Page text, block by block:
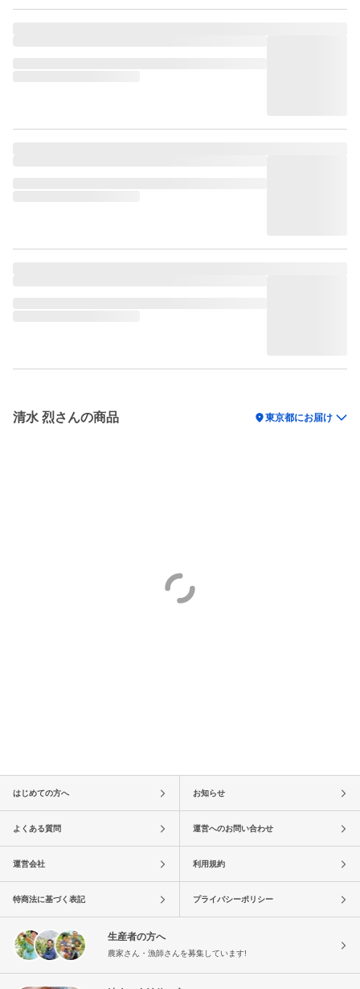
清水 烈さんの商品 location_on東京都にお届け
はじめての方へ お知らせ
よくある質問 運営へのお問い合わせ
運営会社 利用規約
特商法に基づく表記 プライバシーポリシー
生産者の方へ
農家さん・漁師さんを募集しています!